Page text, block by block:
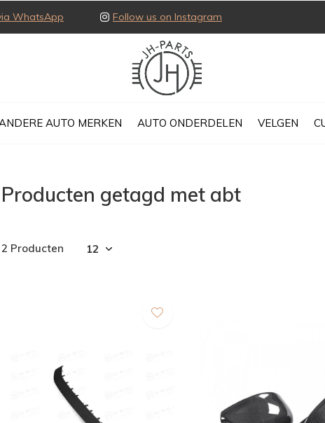
AUTO MERKEN AUTO ONDERDELEN VELGEN
WhatsApp Follow us on Instagram
Producten getagd met abt
2 Producten